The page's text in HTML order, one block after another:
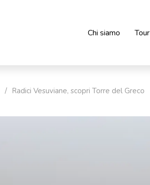
Chi siamo
/ Radici Vesuviane, scopri Torre del Greco